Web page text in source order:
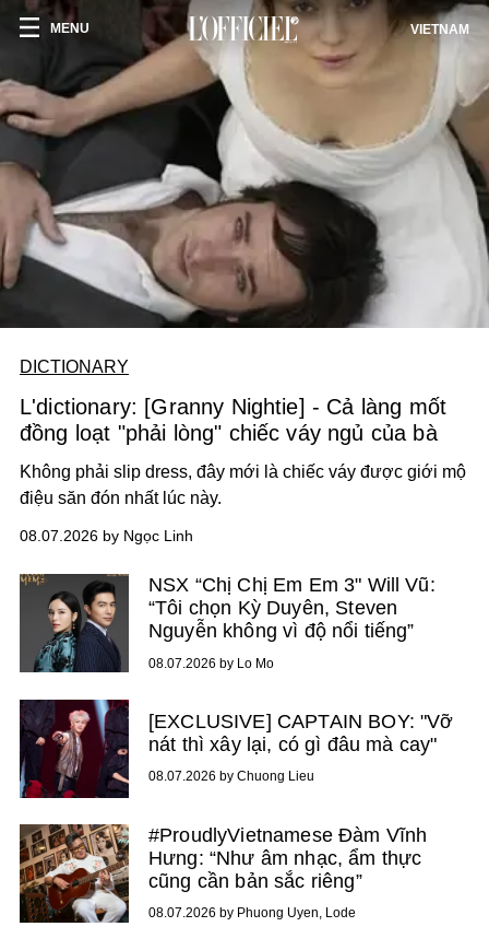
MENU VIETNAM
DICTIONARY
L'dictionary: [Granny Nightie] - Cả làng mốt
đồng loạt "phải lòng" chiếc váy ngủ của bà
Không phải slip dress, đây mới là chiếc váy được giới mộ
điệu săn đón nhất lúc này.
08.07.2026 by Ngọc Linh
NSX “Chị Chị Em Em 3" Will Vũ:
“Tôi chọn Kỳ Duyên, Steven
Nguyễn không vì độ nổi tiếng”
08.07.2026 by Lo Mo
[EXCLUSIVE] CAPTAIN BOY: "Vỡ
nát thì xây lại, có gì đâu mà cay"
08.07.2026 by Chuong Lieu
#ProudlyVietnamese Đàm Vĩnh
Hưng: “Như âm nhạc, ẩm thực
cũng cần bản sắc riêng”
08.07.2026 by Phuong Uyen, Lode